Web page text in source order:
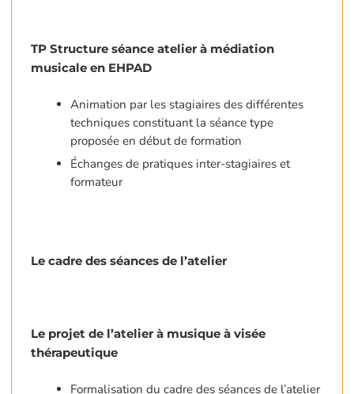
TP Structure séance atelier à médiation
musicale en EHPAD
Animation par les stagiaires des différentes
techniques constituant la séance type
proposée en début de formation
Échanges de pratiques inter-stagiaires et
formateur
Le cadre des séances de l’atelier
Le projet de l’atelier à musique à visée
thérapeutique
Formalisation du cadre des séances de l’atelier